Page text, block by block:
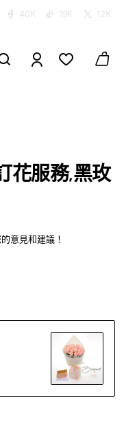
40K 19K 12K
花服務,黑玫
意見和建議！